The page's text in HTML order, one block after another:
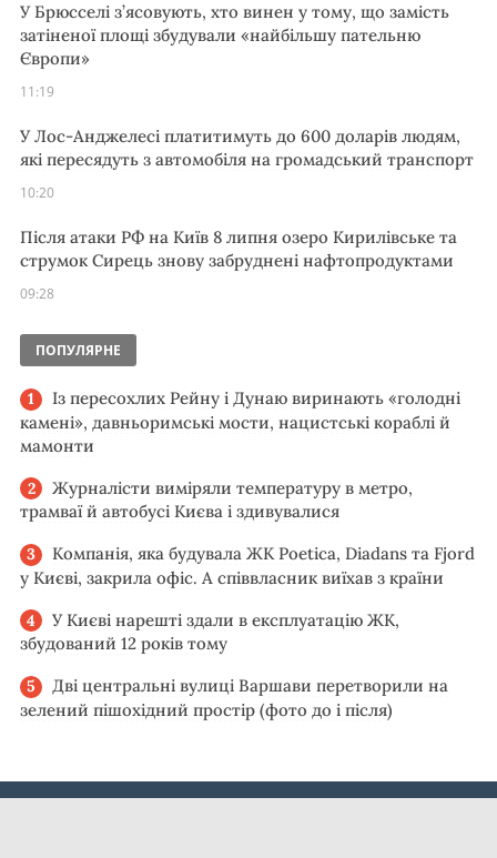
У Брюсселі з’ясовують, хто винен у тому, що замість
затіненої площі збудували «найбільшу пательню
Європи»
11:19
У Лос-Анджелесі платитимуть до 600 доларів людям,
які пересядуть з автомобіля на громадський транспорт
10:20
Після атаки РФ на Київ 8 липня озеро Кирилівське та
струмок Сирець знову забруднені нафтопродуктами
09:28
ПОПУЛЯРНЕ
Із пересохлих Рейну і Дунаю виринають «голодні
камені», давньоримські мости, нацистські кораблі й
мамонти
Журналісти виміряли температуру в метро,
трамваї й автобусі Києва і здивувалися
Компанія, яка будувала ЖК Poetica, Diadans та Fjord
у Києві, закрила офіс. А співвласник виїхав з країни
У Києві нарешті здали в експлуатацію ЖК,
збудований 12 років тому
Дві центральні вулиці Варшави перетворили на
зелений пішохідний простір (фото до і після)